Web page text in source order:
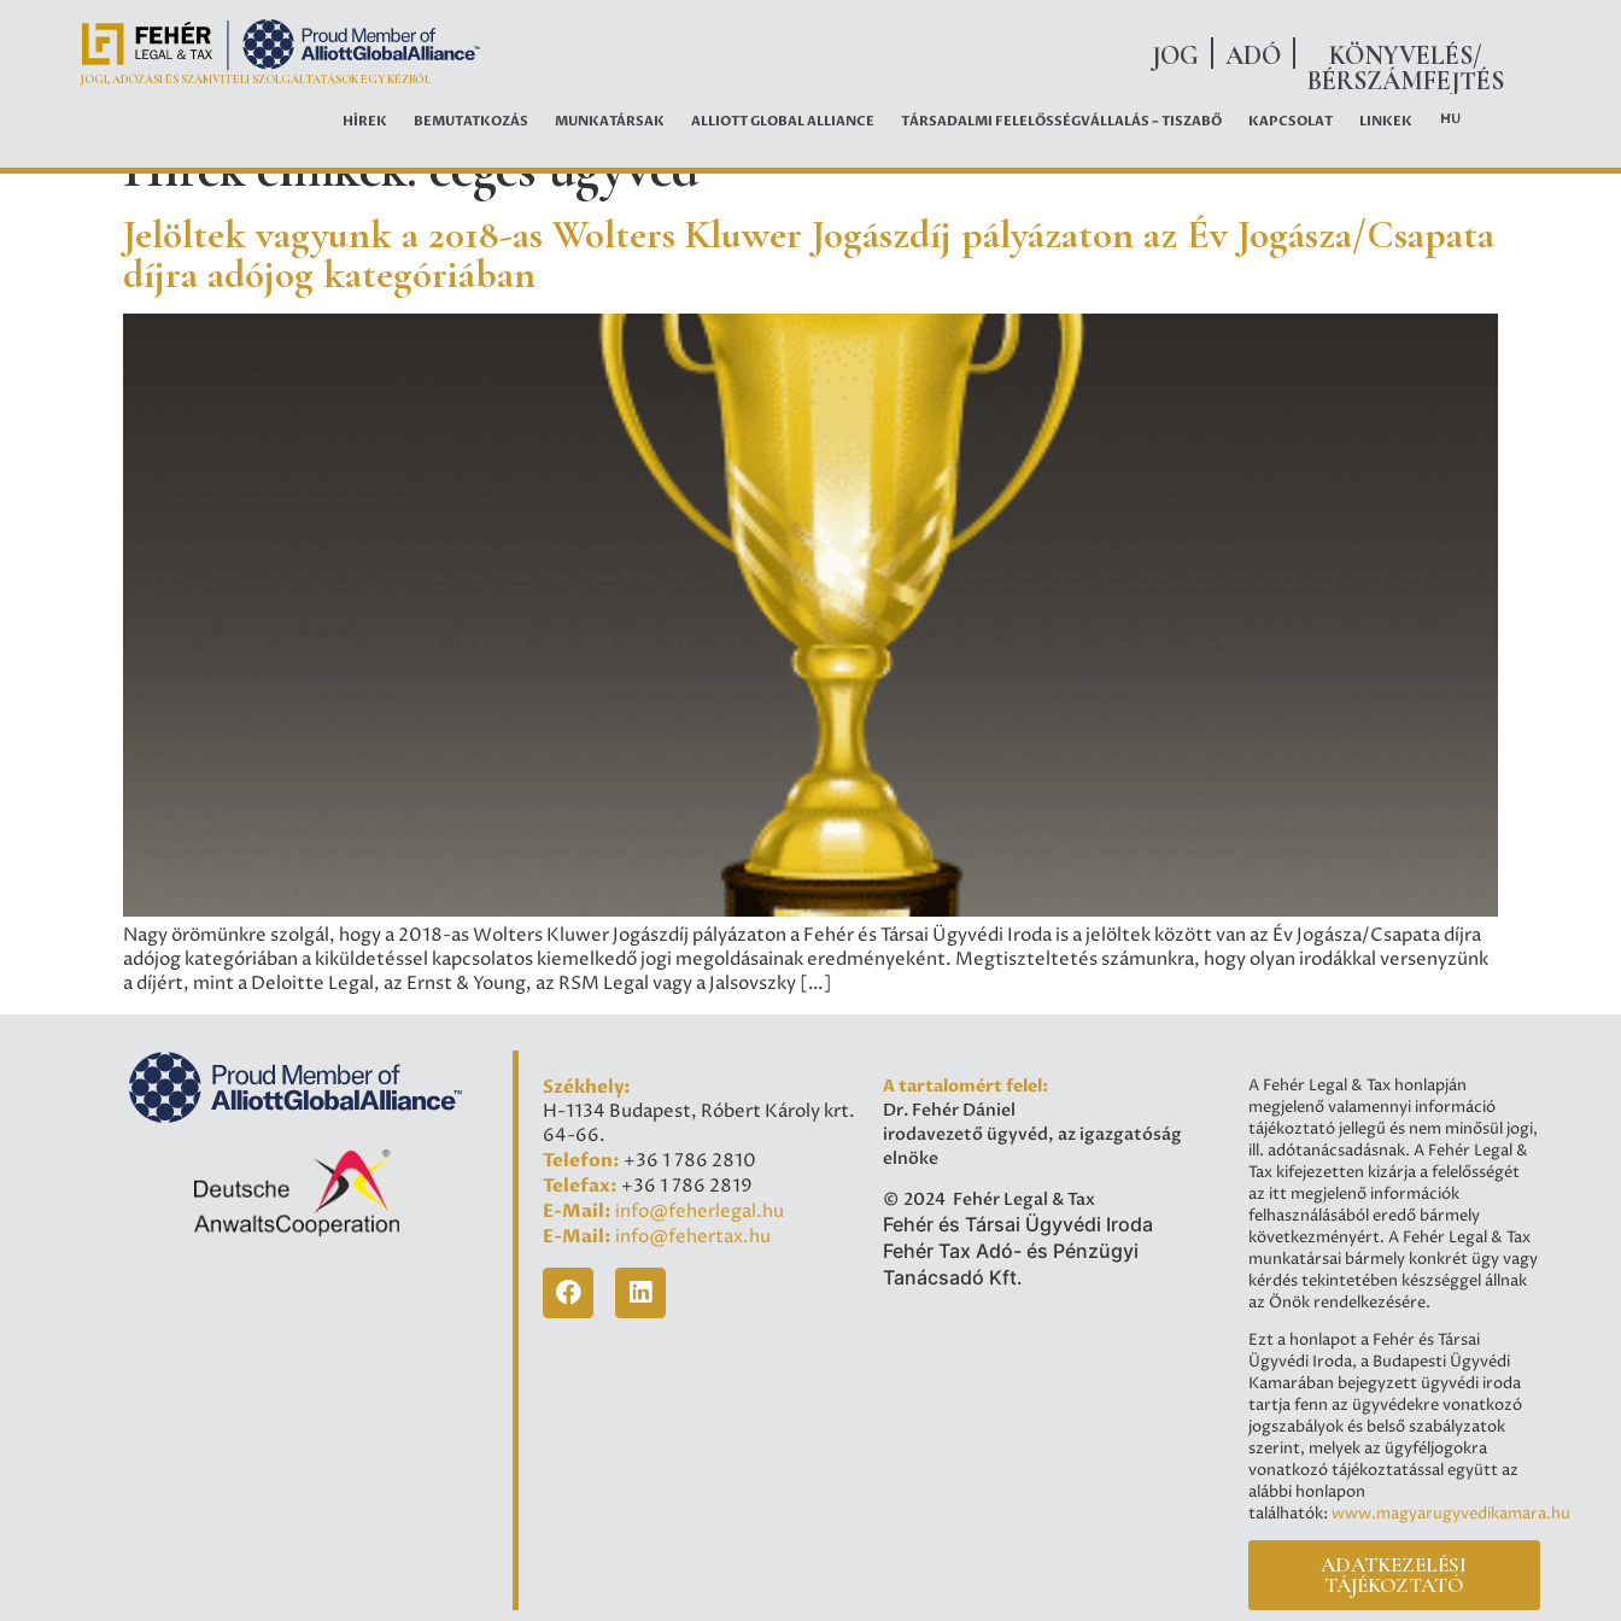
JOGI, ADÓZÁSI ÉS SZÁMVITELI SZOLGÁLTATÁSOK EGY KÉZBŐL
JOG ADÓ
KÖNYVELÉS/
BÉRSZÁMFEJTÉS
HÍREK BEMUTATKOZÁS MUNKATÁRSAK ALLIOTT GLOBAL ALLIANCE TÁRSADALMI FELELŐSSÉGVÁLLALÁS – TISZABŐ KAPCSOLAT LINKEK HU
Hírek címkék:céges ügyvéd
Jelöltek vagyunk a 2018-as Wolters Kluwer Jogászdíj pályázaton az Év Jogásza/Csapata
díjra adójog kategóriában
Nagy örömünkre szolgál, hogy a 2018-as Wolters Kluwer Jogászdíj pályázaton a Fehér és Társai Ügyvédi Iroda is a jelöltek között van az Év Jogásza/Csapata díjra
adójog kategóriában a kiküldetéssel kapcsolatos kiemelkedő jogi megoldásainak eredményeként. Megtiszteltetés számunkra, hogy olyan irodákkal versenyzünk
a díjért, mint a Deloitte Legal, az Ernst & Young, az RSM Legal vagy a Jalsovszky […]
Székhely:
H-1134 Budapest, Róbert Károly krt.
64-66.
Telefon: +36 1 786 2810
Telefax: +36 1 786 2819
E-Mail: info@feherlegal.hu
E-Mail: info@fehertax.hu
A tartalomért felel:
Dr. Fehér Dániel
irodavezető ügyvéd, az igazgatóság
elnöke
© 2024 Fehér Legal & Tax
Fehér és Társai Ügyvédi Iroda
Fehér Tax Adó- és Pénzügyi
Tanácsadó Kft.
A Fehér Legal & Tax honlapján
megjelenő valamennyi információ
tájékoztató jellegű és nem minősül jogi,
ill. adótanácsadásnak. A Fehér Legal &
Tax kifejezetten kizárja a felelősségét
az itt megjelenő információk
felhasználásából eredő bármely
következményért. A Fehér Legal & Tax
munkatársai bármely konkrét ügy vagy
kérdés tekintetében készséggel állnak
az Önök rendelkezésére.
Ezt a honlapot a Fehér és Társai
Ügyvédi Iroda, a Budapesti Ügyvédi
Kamarában bejegyzett ügyvédi iroda
tartja fenn az ügyvédekre vonatkozó
jogszabályok és belső szabályzatok
szerint, melyek az ügyféljogokra
vonatkozó tájékoztatással együtt az
alábbi honlapon
találhatók: www.magyarugyvedikamara.hu
ADATKEZELÉSI
TÁJÉKOZTATÓ